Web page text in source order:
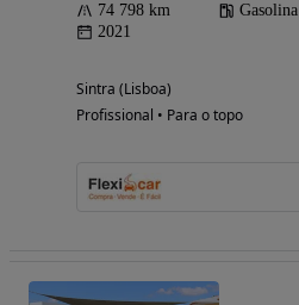
74 798 km Gasolina
2021
Sintra (Lisboa)
Profissional • Para o topo